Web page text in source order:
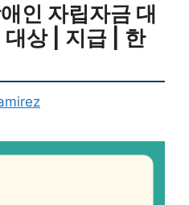
인 자립자금 대
대상 | 지급 | 한